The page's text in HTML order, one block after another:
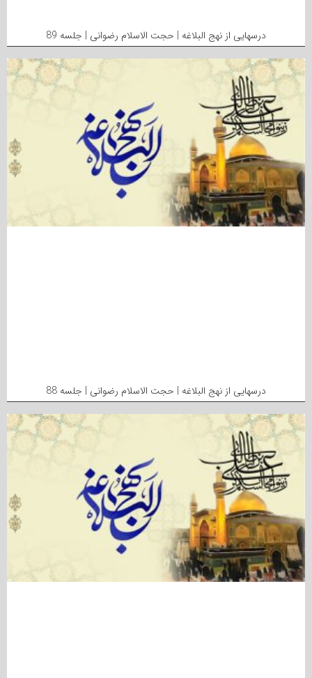
درسهایی از نهج البلاغه | حجت الاسلام رضوانی | جلسه 89
درسهایی از نهج البلاغه | حجت الاسلام رضوانی | جلسه 88